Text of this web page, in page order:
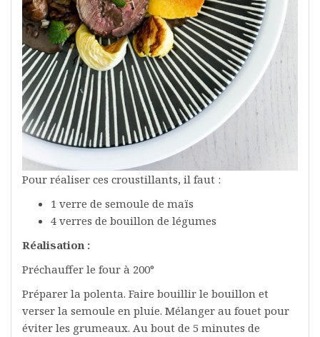
Pour réaliser ces croustillants, il faut :
1 verre de semoule de maïs
4 verres de bouillon de légumes
Réalisation :
Préchauffer le four à 200°
Préparer la polenta. Faire bouillir le bouillon et
verser la semoule en pluie. Mélanger au fouet pour
éviter les grumeaux. Au bout de 5 minutes de